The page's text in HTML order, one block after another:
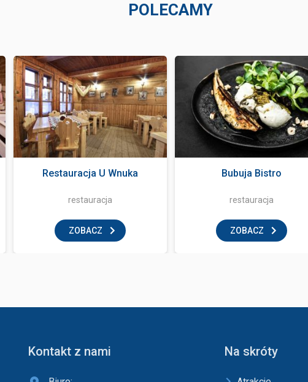
POLECAMY
Restauracja U Wnuka
restauracja
ZOBACZ
Bubuja Bistro
restauracja
ZOBACZ
Kontakt z nami Na skróty